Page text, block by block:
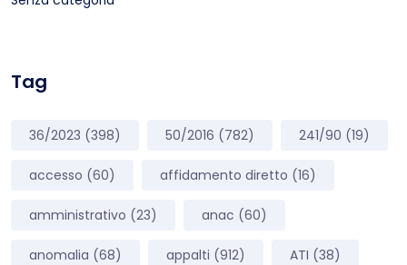
Tag
36/2023 (398) 50/2016 (782) 241/90 (19)
accesso (60) affidamento diretto (16)
amministrativo (23) anac (60)
anomalia (68) appalti (912) ATI (38)